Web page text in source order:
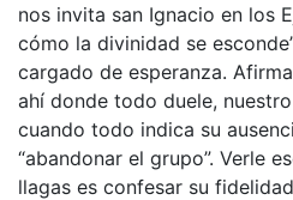
nos invita san Ignacio en los
cómo la divinidad se
cargado de esperanza.
ahí donde todo duele,
cuando todo indica su
“abandonar el grupo”. Verle
llagas es confesar su